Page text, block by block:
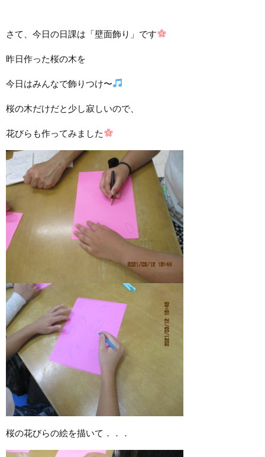
さて、今日の日課は「壁面飾り」です
昨日作った桜の木を
今日はみんなで飾りつけ〜
桜の木だけだと少し寂しいので、
花びらも作ってみました
桜の花びらの絵を描いて．．．